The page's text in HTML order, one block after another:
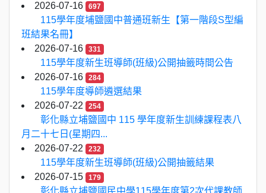
2026-07-16 697
115學年度埔鹽國中普通班新生【第一階段S型編
班結果名冊】
2026-07-16
331
115學年度新生班導師(班級)公開抽籤時間公告
2026-07-16
284
115學年度導師遴選結果
2026-07-22
254
彰化縣立埔鹽國中 115 學年度新生訓練課程表八
月二十七日(星期四...
2026-07-22
232
115學年度新生班導師(班級)公開抽籤結果
2026-07-15
179
彰化縣立埔鹽國民中學115學年度第2次代課教師